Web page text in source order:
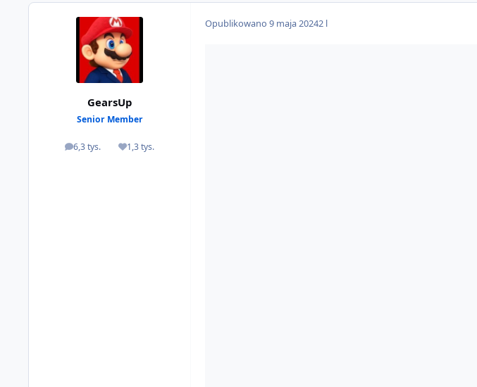
GearsUp
Senior Member
6,3 tys.
odpowiedzi1,3 tys.
Reputacja
Opublikowano9 maja 20242 l